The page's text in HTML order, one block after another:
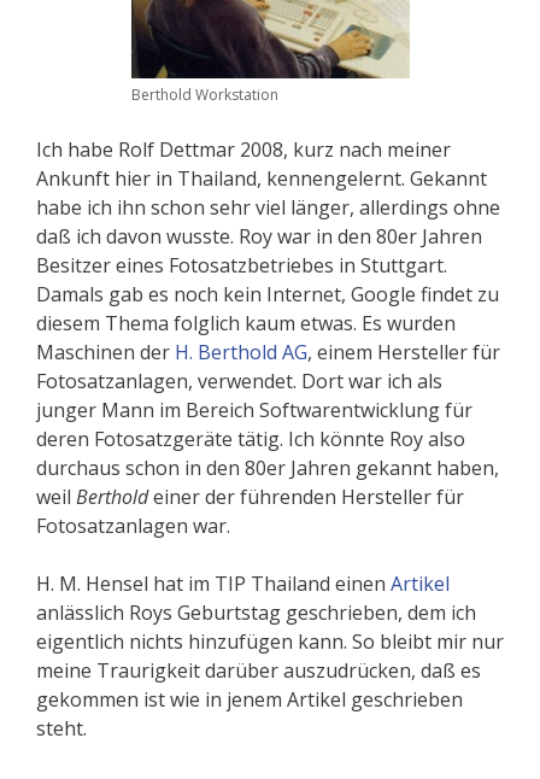
Berthold Workstation
Ich habe Rolf Dettmar 2008, kurz nach meiner
Ankunft hier in Thailand, kennengelernt. Gekannt
habe ich ihn schon sehr viel länger, allerdings ohne
daß ich davon wusste. Roy war in den 80er Jahren
Besitzer eines Fotosatzbetriebes in Stuttgart.
Damals gab es noch kein Internet, Google findet zu
diesem Thema folglich kaum etwas. Es wurden
Maschinen der H. Berthold AG, einem Hersteller für
Fotosatzanlagen, verwendet. Dort war ich als
junger Mann im Bereich Softwarentwicklung für
deren Fotosatzgeräte tätig. Ich könnte Roy also
durchaus schon in den 80er Jahren gekannt haben,
weil Bertholdeiner der führenden Hersteller für
Fotosatzanlagen war.
H. M. Hensel hat im TIP Thailand einen Artikel
anlässlich Roys Geburtstag geschrieben, dem ich
eigentlich nichts hinzufügen kann. So bleibt mir nur
meine Traurigkeit darüber auszudrücken, daß es
gekommen ist wie in jenem Artikel geschrieben
steht.